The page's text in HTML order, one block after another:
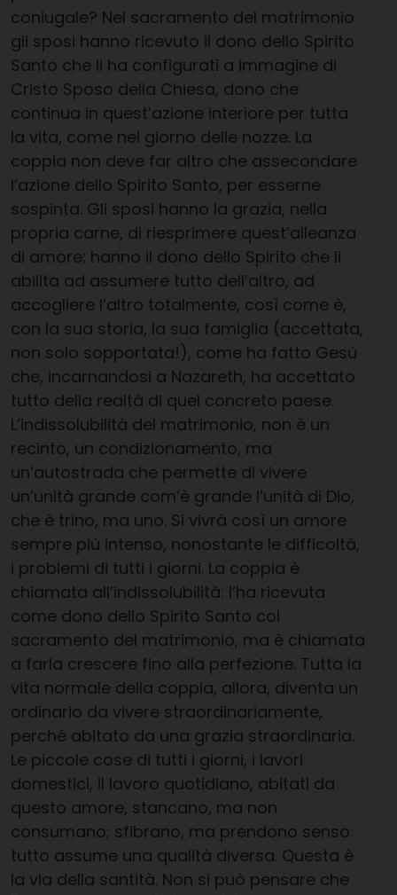
coniugale? Nel sacramento del matrimonio
gli sposi hanno ricevuto il dono dello Spirito
Santo che li ha configurati a immagine di
Cristo Sposo della Chiesa, dono che
continua in quest’azione interiore per tutta
la vita, come nel giorno delle nozze. La
coppia non deve far altro che assecondare
l’azione dello Spirito Santo, per esserne
sospinta. Gli sposi hanno la grazia, nella
propria carne, di riesprimere quest’alleanza
di amore; hanno il dono dello Spirito che li
abilita ad assumere tutto dell’altro, ad
accogliere l’altro totalmente, così come è,
con la sua storia, la sua famiglia (accettata,
non solo sopportata!), come ha fatto Gesù
che, incarnandosi a Nazareth, ha accettato
tutto della realtà di quel concreto paese.
L’indissolubilità del matrimonio, non è un
recinto, un condizionamento, ma
un’autostrada che permette di vivere
un’unità grande com’è grande l’unità di Dio,
che è trino, ma uno. Si vivrà così un amore
sempre più intenso, nonostante le difficoltà,
i problemi di tutti i giorni. La coppia è
chiamata all’indissolubilità: l’ha ricevuta
come dono dello Spirito Santo col
sacramento del matrimonio, ma è chiamata
a farla crescere fino alla perfezione. Tutta la
vita normale della coppia, allora, diventa un
ordinario da vivere straordinariamente,
perché abitato da una grazia straordinaria.
Le piccole cose di tutti i giorni, i lavori
domestici, il lavoro quotidiano, abitati da
questo amore, stancano, ma non
consumano; sfibrano, ma prendono senso:
tutto assume una qualità diversa. Questa è
la via della santità. Non si può pensare che